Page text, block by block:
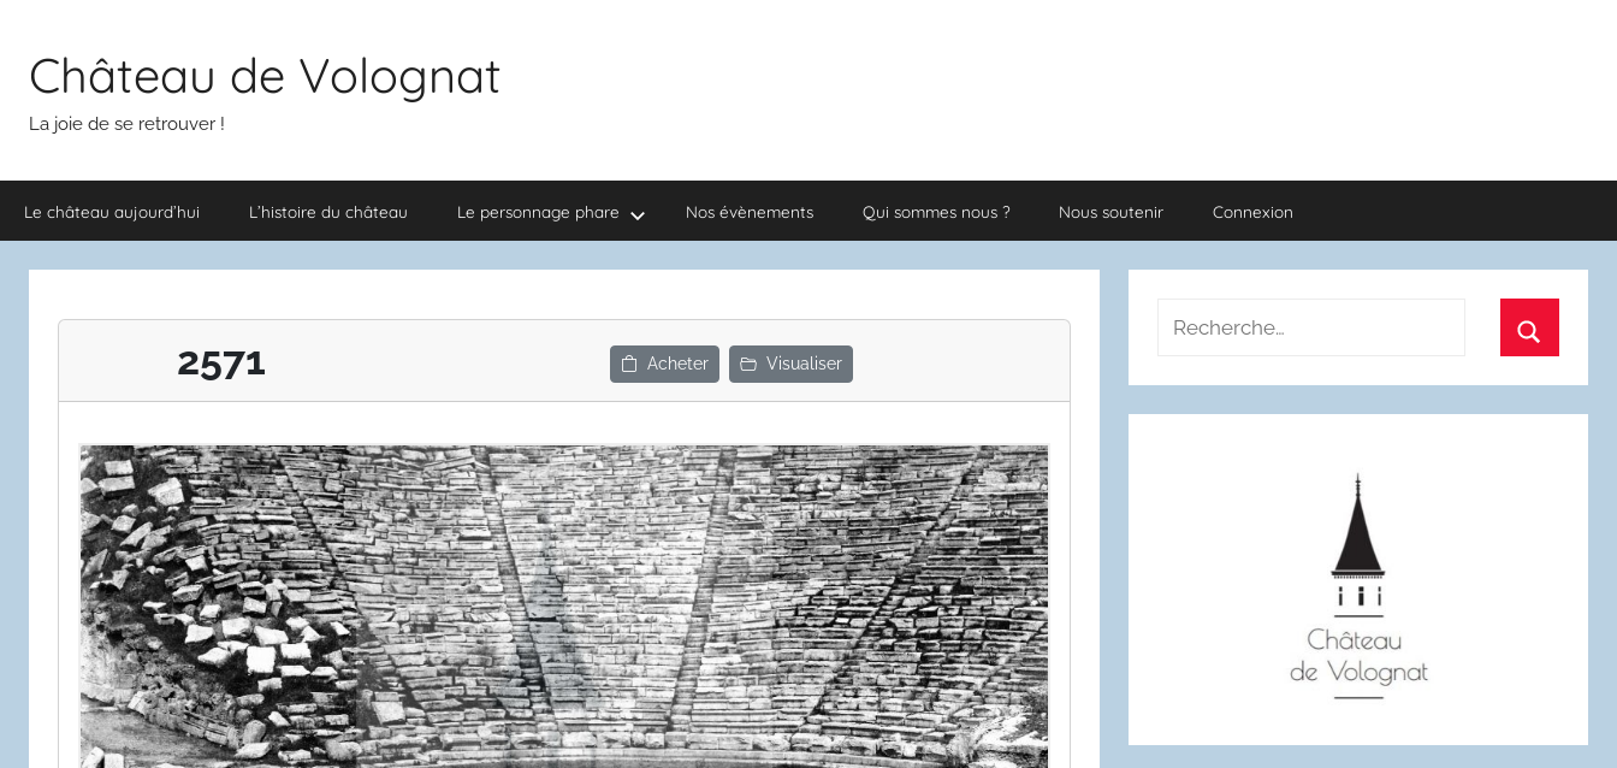
contenuChâteau de Volognat
La joie de se retrouver !
Le château aujourd’hui L’histoire du château Le personnage phare Nos évènements Qui sommes nous ? Nous soutenir Connexion
2571 Acheter Visualiser
Recherche
: